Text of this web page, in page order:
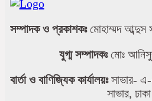
সম্পাদক ও প্রকাশকঃমোহাম্মদ আব্দুস
যুগ্ম সম্পাদকঃমোঃ
বার্তা ও বাণিজ্যিক কার্যালয়ঃসাভার-
সাভার,